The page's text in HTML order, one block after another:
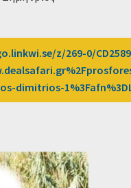
z/269-0/
dimitrios-